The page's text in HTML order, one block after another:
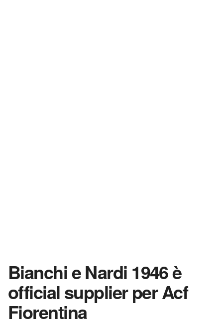
Bianchi e Nardi 1946 è
official supplier per Acf
Fiorentina